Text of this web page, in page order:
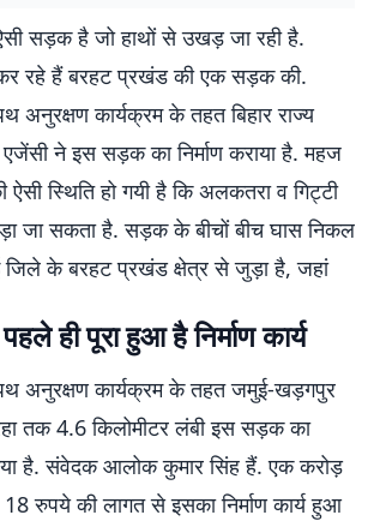
सड़क है जो हाथों से उखड़ जा रही है.
रहे हैं बरहट प्रखंड की एक सड़क की.
अनुरक्षण कार्यक्रम के तहत बिहार राज्य
एजेंसी ने इस सड़क का निर्माण कराया है. महज
ऐसी स्थिति हो गयी है कि अलकतरा व गिट्टी
जा सकता है. सड़क के बीचों बीच घास निकल
जिले के बरहट प्रखंड क्षेत्र से जुड़ा है, जहां
ही पूरा हुआ है निर्माण कार्य
पथ अनुरक्षण कार्यक्रम के तहत जमुई-खड़गपुर
तक 4.6 किलोमीटर लंबी इस सड़क का
गया है. संवेदक आलोक कुमार सिंह हैं. एक करोड़
रुपये की लागत से इसका निर्माण कार्य हुआ